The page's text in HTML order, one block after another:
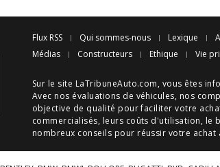
Flux RSS Qui sommes-nous Lexique
Médias
Constructeurs Ethique Vie
Sur le site LaTribuneAuto.com, vous êtes
Avec nos évaluations de véhicules, nos
objective de qualité pour faciliter votre
commercialisés, leurs coûts d'utilisation, le
nombreux conseils pour réussir votre achat